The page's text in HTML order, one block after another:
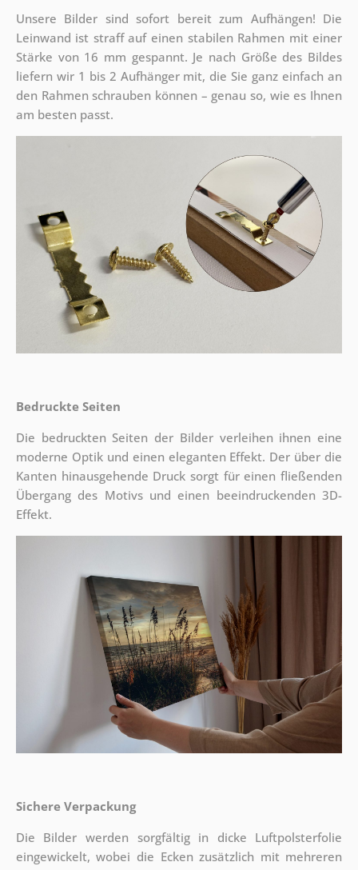
Unsere Bilder sind sofort bereit zum Aufhängen! Die
Leinwand ist straff auf einen stabilen Rahmen mit einer
Stärke von 16 mm gespannt. Je nach Größe des Bildes
liefern wir 1 bis 2 Aufhänger mit, die Sie ganz einfach an
den Rahmen schrauben können – genau so, wie es Ihnen
am besten passt.
Bedruckte Seiten
Die bedruckten Seiten der Bilder verleihen ihnen eine
moderne Optik und einen eleganten Effekt. Der über die
Kanten hinausgehende Druck sorgt für einen fließenden
Übergang des Motivs und einen beeindruckenden 3D-
Effekt.
Sichere Verpackung
Die Bilder werden sorgfältig in dicke Luftpolsterfolie
eingewickelt, wobei die Ecken zusätzlich mit mehreren